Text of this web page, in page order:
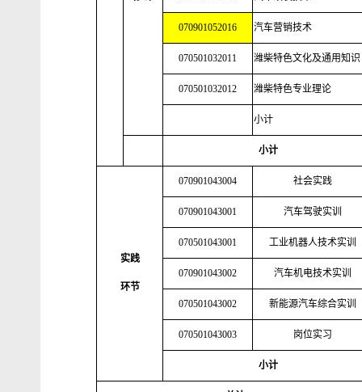
070901052016 汽车营销技术
070501032011 潍柴特色文化及通用知识
070501032012 潍柴特色专业理论
小计
小计
实践
环节
070901043004 社会实践
070901043001 汽车驾驶实训
070501043001 工业机器人技术实训
070901043002 汽车机电技术实训
070501043002 新能源汽车综合实训
070501043003 岗位实习
小计